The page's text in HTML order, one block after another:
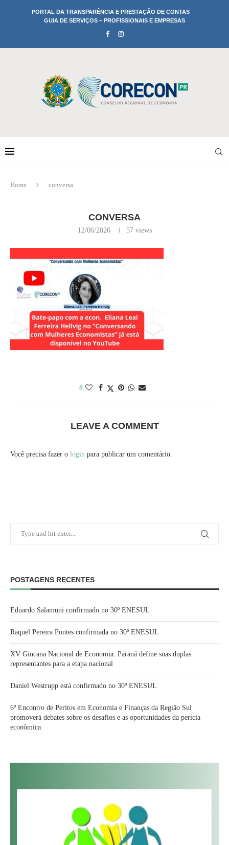
PORTAL DA TRANSPARÊNCIA E PRESTAÇÃO DE CONTAS
GUIA DE SERVIÇOS – PROFISSIONAIS E EMPRESAS
Home conversa
CONVERSA
12/06/2026 57views
0
LEAVE A COMMENT
Você precisa fazer o login para publicar um comentário.
POSTAGENS RECENTES
Eduardo Salamuni confirmado no 30º ENESUL
Raquel Pereira Pontes confirmada no 30º ENESUL
XV Gincana Nacional de Economia: Paraná define suas duplas
representantes para a etapa nacional
Daniel Westrupp está confirmado no 30º ENESUL
6º Encontro de Peritos em Economia e Finanças da Região Sul
promoverá debates sobre os desafios e as oportunidades da perícia
econômica